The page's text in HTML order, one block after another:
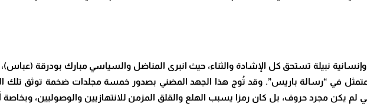
نبيلة تستحق كل الإشادة والثناء، حيث انبرى المناضل والسياسي مبارك بودرقة
في “رسالة باريس”. وقد تُوج هذا الجهد المضني بصدور خمسة مجلدات ضخمة توثق تلك
لم يكن مجرد حروف، بل كان رمزا يسبب الهلع والقلق المزمن للانتهازيين والوصوليين، وبخاصة